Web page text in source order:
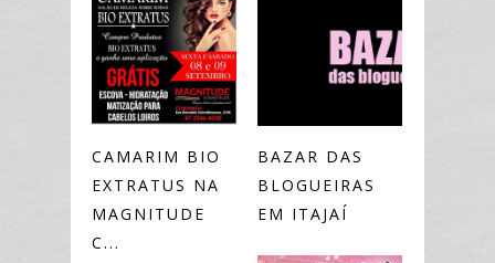
CAMARIM BIO
EXTRATUS NA
MAGNITUDE
C...
BAZAR DAS
BLOGUEIRAS
EM ITAJAÍ